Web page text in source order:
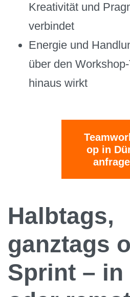
Kreativität und
verbindet
Energie und
über den
hinaus wirkt
op in
Halbtags,
ganztags
Sprint – in